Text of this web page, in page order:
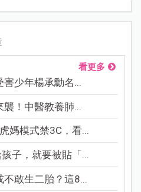
看更多
害少年楊承勳名...
襲！中醫教養肺...
媽模式禁3C，看...
子，就要被貼「...
敢生二胎？這8...